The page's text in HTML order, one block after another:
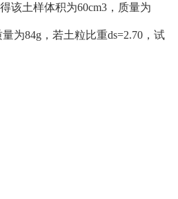
该土样体积为60cm3，质量为
为84g，若土粒比重ds=2.70，试